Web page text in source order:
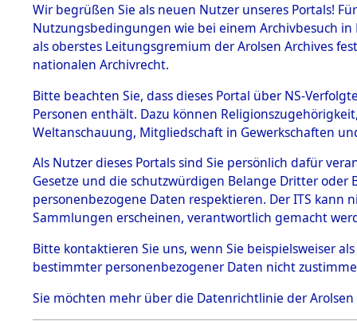
BESTÄNDE
1.
Inhaftierungsdoku
mente
1.2.9 Beim ITS
Effekten
1.2.9.1
Effekten aus
dem KZ
Dachau
1.2.9.2
Effekten aus
dem KZ
Bayerisches
0005
Wir begrüßen Sie als neuen Nutzer unseres Portals!
Nutzungsbedingungen wie bei einem Archivbesuch
als oberstes Leitungsgremium der Arolsen Archives
nationalen Archivrecht.
Bitte beachten Sie, dass dieses Portal über NS-
Personen enthält. Dazu können
Weltanschauung, Mitgliedschaft in Gewerkschaften
Als Nutzer dieses Portals sind Sie persönlich dafür
Gesetze und die schutzwürdigen Belange Dritter
personenbezogene Daten respektieren. Der ITS
Sammlungen erscheinen, verantwortlich gemacht
Bitte kontaktieren Sie uns, wenn Sie beispielsweiser
bestimmter personenbezogener Daten nicht
Sie möchten mehr über die Datenrichtlinie der Arolsen